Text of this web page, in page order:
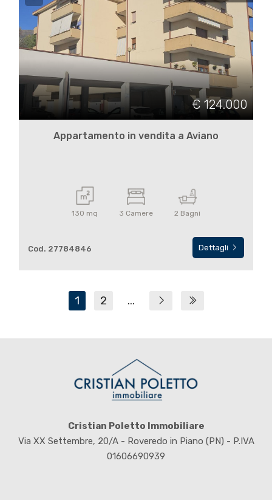
€ 124.000
Appartamento in vendita a Aviano
130 mq 3 Camere 2 Bagni
Cod. 27784846 Dettagli
1 2 ...
Cristian Poletto Immobiliare
Via XX Settembre, 20/A - Roveredo in Piano (PN) - P.IVA
01606690939